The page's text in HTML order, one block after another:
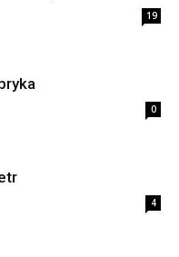
19
0
4